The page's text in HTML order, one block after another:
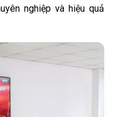
nghiệp và hiệu quả